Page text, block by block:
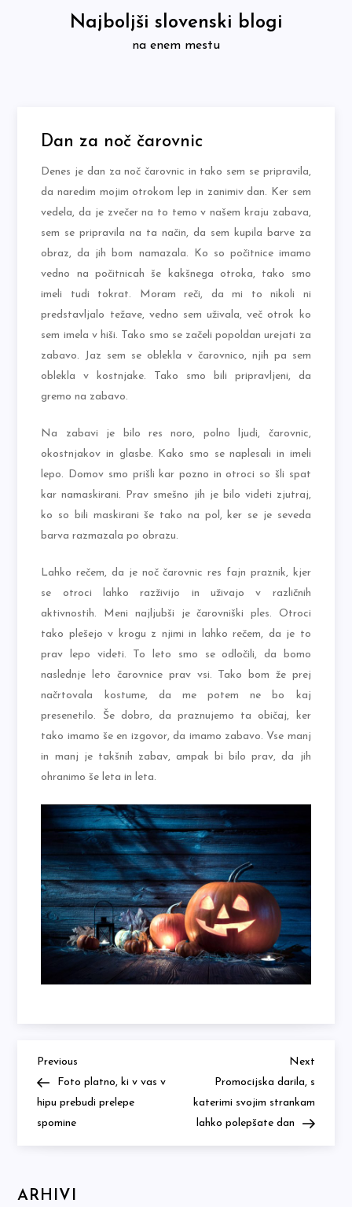
Najboljši slovenski blogi
na enem mestu
Dan za noč čarovnic
Denes je dan za noč čarovnic in tako sem se pripravila,
da naredim mojim otrokom lep in zanimiv dan. Ker sem
vedela, da je zvečer na to temo v našem kraju zabava,
sem se pripravila na ta način, da sem kupila barve za
obraz, da jih bom namazala. Ko so počitnice imamo
vedno na počitnicah še kakšnega otroka, tako smo
imeli tudi tokrat. Moram reči, da mi to nikoli ni
predstavljalo težave, vedno sem uživala, več otrok ko
sem imela v hiši. Tako smo se začeli popoldan urejati za
zabavo. Jaz sem se oblekla v čarovnico, njih pa sem
oblekla v kostnjake. Tako smo bili pripravljeni, da
gremo na zabavo.
Na zabavi je bilo res noro, polno ljudi, čarovnic,
okostnjakov in glasbe. Kako smo se naplesali in imeli
lepo. Domov smo prišli kar pozno in otroci so šli spat
kar namaskirani. Prav smešno jih je bilo videti zjutraj,
ko so bili maskirani še tako na pol, ker se je seveda
barva razmazala po obrazu.
Lahko rečem, da je noč čarovnic res fajn praznik, kjer
se otroci lahko razživijo in uživajo v različnih
aktivnostih. Meni najljubši je čarovniški ples. Otroci
tako plešejo v krogu z njimi in lahko rečem, da je to
prav lepo videti. To leto smo se odločili, da bomo
naslednje leto čarovnice prav vsi. Tako bom že prej
načrtovala kostume, da me potem ne bo kaj
presenetilo. Še dobro, da praznujemo ta običaj, ker
tako imamo še en izgovor, da imamo zabavo. Vse manj
in manj je takšnih zabav, ampak bi bilo prav, da jih
ohranimo še leta in leta.
Navigacija
prispevka
Previous
Post
Previous
Foto platno, ki v vas v
hipu prebudi prelepe
spomine
Next
Post
Next
Promocijska darila, s
katerimi svojim strankam
lahko polepšate dan
ARHIVI